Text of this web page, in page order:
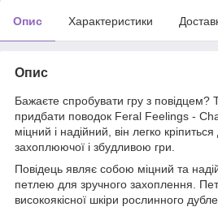
Опис Характеристики
Опис
Бажаєте спробувати гру з повідцем?
придбати поводок Feral Feelings -
міцний і надійний, він легко
захоплюючої і збудливою гри.
Повідець являє собою міцний та
петлею для зручного захоплення.
високоякісної шкіри рослинного